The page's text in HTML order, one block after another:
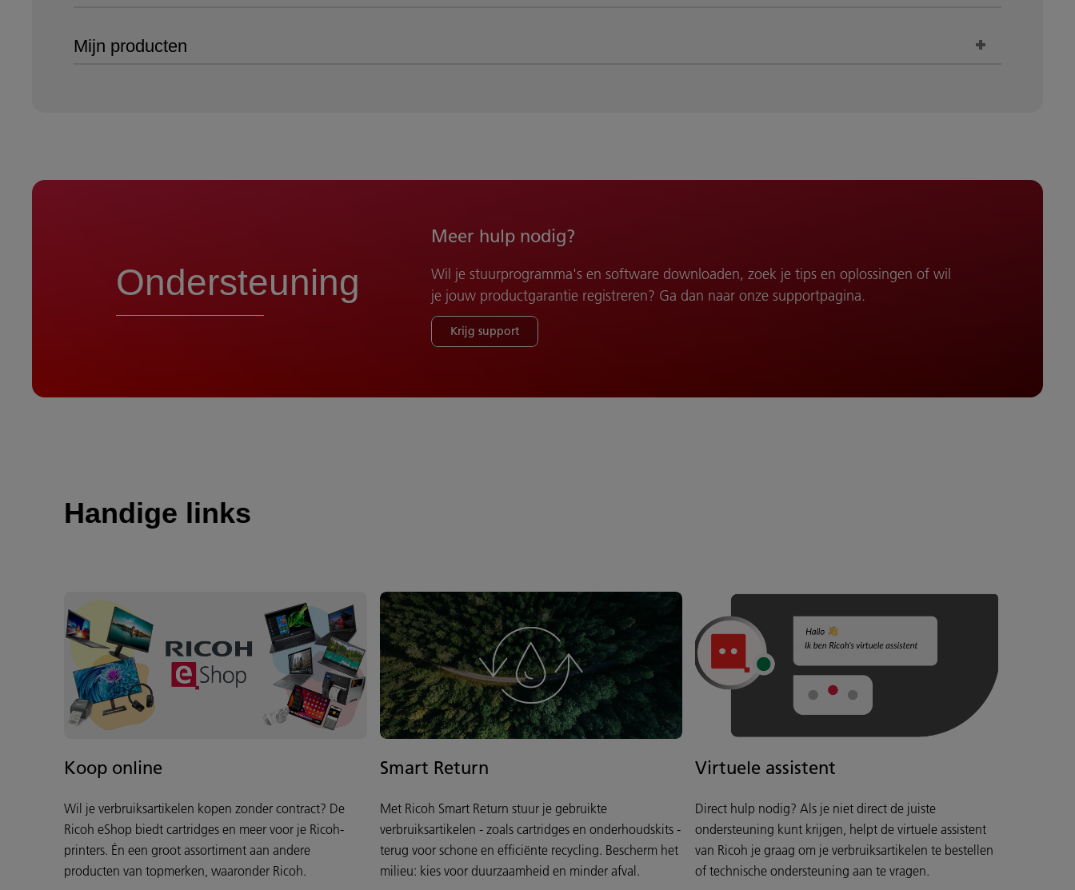
Mijn producten
Ondersteuning
Meer hulp nodig?
Wil je stuurprogramma's en software downloaden, zoek je tips en oplossingen of wil
je jouw productgarantie registreren? Ga dan naar onze supportpagina.
Krijg support
Handige links
Koop online
Wil je verbruiksartikelen kopen zonder contract? De
Ricoh eShop biedt cartridges en meer voor je Ricoh-
printers. Én een groot assortiment aan andere
producten van topmerken, waaronder Ricoh.
Smart Return
Met Ricoh Smart Return stuur je gebruikte
verbruiksartikelen - zoals cartridges en onderhoudskits -
terug voor schone en efficiënte recycling. Bescherm het
milieu: kies voor duurzaamheid en minder afval.
Virtuele assistent
Direct hulp nodig? Als je niet direct de juiste
ondersteuning kunt krijgen, helpt de virtuele assistent
van Ricoh je graag om je verbruiksartikelen te bestellen
of technische ondersteuning aan te vragen.